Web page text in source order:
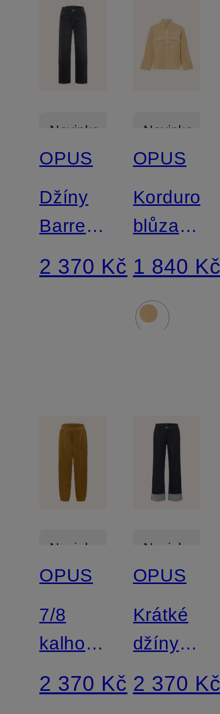
Novinka
OPUS
Džíny
Barrel
LISSIE
BOLDY
2 370 Kč
Novinka
OPUS
blůza
FERRELL
s 3/4
rukávy
1 840
Novinka
OPUS
7/8
kalhoty
MYHA
v
2 370 Kč
Novinka
OPUS
Krátké
džíny
MIVA
2 370